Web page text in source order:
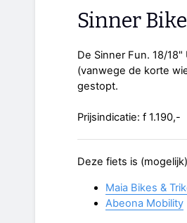
Sinner
De Sinner Fun. 18/
(vanwege de korte
gestopt.
Prijsindicatie: f 1.190,-
Deze fiets is
Maia Bikes &
Abeona Mobility